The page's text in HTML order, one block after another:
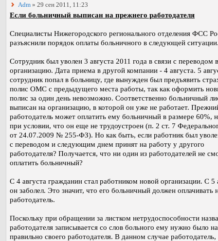
Adm » 29 сен 2011, 11:23
Если больничный выписан на прежнего работодателя
Специалисты Нижегородского регионального отделения ФСС
разъяснили порядок оплаты больничного в следующей
Сотрудник был уволен 3 августа 2011 года в связи с переводом
организацию. Дата приема в другой компании - 4 августа. 5
сотрудник попал в больницу, где вынужден был предъявить
полис ОМС с предыдущего места работы, так как оформить
полис за один день невозможно. Соответственно больничный
выписан на организацию, в которой он уже не работает.
работодатель может оплатить ему больничный в размере 60%,
при условии, что он еще не трудоустроен (п. 2 ст. 7
от 24.07.2009 № 255-ФЗ). Но как быть, если работник был
с переводом и следующим днем принят на работу у другого
работодателя? Получается, что ни один из работодателей не
оплатить больничный?
С 4 августа гражданин стал работником новой организации. С 5
он заболел. Это значит, что его больничный должен оплачивать
работодатель.
Поскольку при обращении за листком нетрудоспособности
работодателя записывается со слов больного ему нужно было
правильно своего работодателя. В данном случае работодатель,